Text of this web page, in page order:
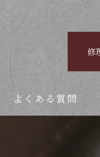
修
よくある質問